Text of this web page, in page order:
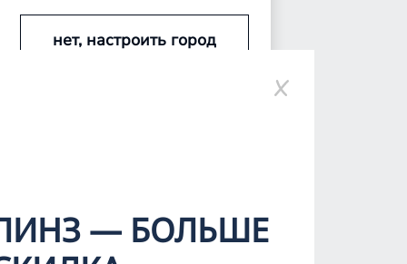
нет, настроить город
— БОЛЬШЕ